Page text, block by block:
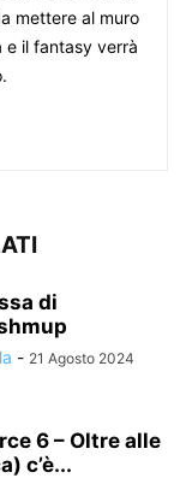
mettere al muro
e il fantasy verrà
di
- 21 Agosto 2024
6 – Oltre alle
c’è...